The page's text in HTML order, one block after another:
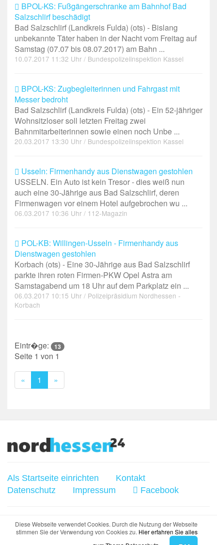
BPOL-KS: Fußgängerschranke am Bahnhof Bad
Salzschlirf beschädigt
Bad Salzschlirf (Landkreis Fulda) (ots) - Bislang
unbekannte Täter haben in der Nacht vom Freitag auf
Samstag (07.07 bis 08.07.2017) am Bahn ...
10.07.2017 11:32 Uhr / Bundespolizeiinspektion Kassel
BPOL-KS: Zugbegleiterinnen und Fahrgast mit
Messer bedroht
Bad Salzschlirf (Landkreis Fulda) (ots) - Ein 52-jähriger
Wohnsitzloser soll letzten Freitag zwei
Bahnmitarbeiterinnen sowie einen noch Unbe ...
20.03.2017 13:30 Uhr / Bundespolizeiinspektion Kassel
Usseln: Firmenhandy aus Dienstwagen gestohlen
USSELN. Ein Auto ist kein Tresor - dies weiß nun
auch eine 30-Jährige aus Bad Salzschlirf, deren
Firmenwagen vor einem Hotel aufgebrochen wu ...
06.03.2017 10:36 Uhr / 112-Magazin
POL-KB: Willingen-Usseln - Firmenhandy aus
Dienstwagen gestohlen
Korbach (ots) - Eine 30-Jährige aus Bad Salzschlirf
parkte ihren roten Firmen-PKW Opel Astra am
Samstagabend um 18 Uhr auf dem Parkplatz ein ...
06.03.2017 10:15 Uhr / Polizeipräsidium Nordhessen -
Korbach
Eintr�ge: 13
Seite 1 von 1
« Previous
1 »
Als Startseite einrichten
Kontakt
Datenschutz
Impressum Facebook
© 2020 - NORDHESSEN24.DE - Die Startseite für
Nordhessen
Diese Webseite verwendet Cookies. Durch die Nutzung der Webseite
stimmen Sie der Verwendung von Cookies zu. Hier erfahren Sie alles